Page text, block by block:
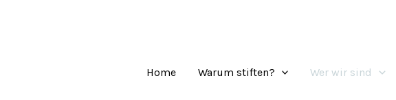
Home Warum stiften? Wer wir sind